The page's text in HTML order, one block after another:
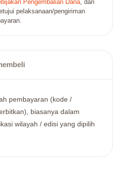
Pengembalian Dana, dan
pelaksanaan/pengiriman
pembayaran (kode /
biasanya dalam
wilayah / edisi yang dipilih